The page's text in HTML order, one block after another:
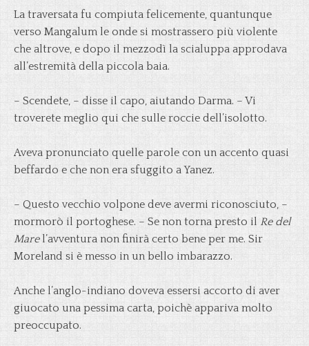
La traversata fu compiuta felicemente, quantunque
verso Mangalum le onde si mostrassero più violente
che altrove, e dopo il mezzodì la scialuppa approdava
all’estremità della piccola baia.
– Scendete, – disse il capo, aiutando Darma. – Vi
troverete meglio qui che sulle roccie dell’isolotto.
Aveva pronunciato quelle parole con un accento quasi
beffardo e che non era sfuggito a Yanez.
– Questo vecchio volpone deve avermi riconosciuto, –
mormorò il portoghese. – Se non torna presto il Re del
Marel’avventura non finirà certo bene per me. Sir
Moreland si è messo in un bello imbarazzo.
Anche l’anglo-indiano doveva essersi accorto di aver
giuocato una pessima carta, poichè appariva molto
preoccupato.